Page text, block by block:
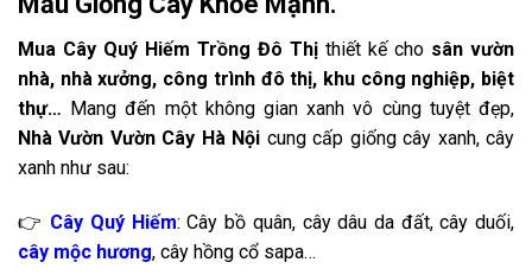
Mua Cây Quý Hiếm Trồng Đô Thị thiết kế cho sân vườn
nhà, nhà xưởng, công trình đô thị, khu công nghiệp, biệt
thự… Mang đến một không gian xanh vô cùng tuyệt đẹp,
Nhà Vườn Vườn Cây Hà Nội cung cấp giống cây xanh, cây
xanh như sau:
👉 Cây Quý Hiếm: Cây bồ quân, cây dâu da đất, cây duối,
cây mộc hương, cây hồng cổ sapa…